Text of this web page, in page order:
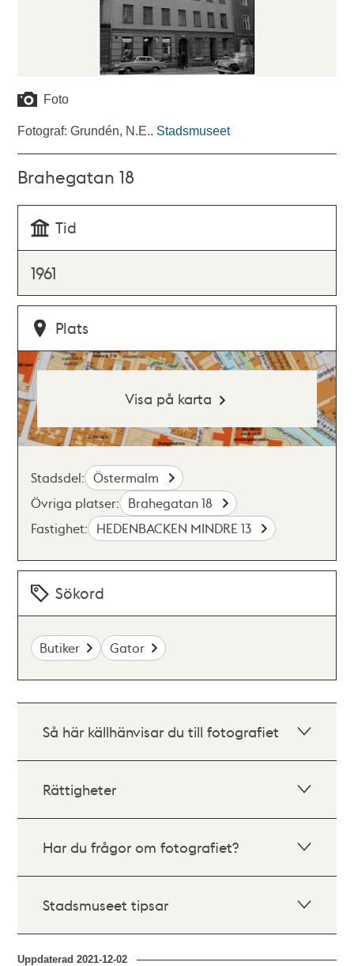
Foto
Fotograf: Grundén, N.E.. Stadsmuseet
Brahegatan 18
Tid
1961
Plats
Visa på karta
Stadsdel: Östermalm
Övriga platser: Brahegatan 18
Fastighet: HEDENBACKEN MINDRE 13
Sökord
Butiker Gator
Så här källhänvisar du till fotografiet
Rättigheter
Har du frågor om fotografiet?
Stadsmuseet tipsar
Uppdaterad2021-12-02